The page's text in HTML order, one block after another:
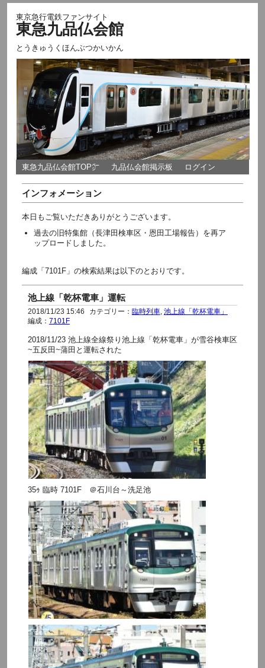
東京急行電鉄ファンサイト
東急九品仏会館
とうきゅうくほんぶつかいかん
東急九品仏会館TOP㌻ 九品仏会館掲示板 ログイン
インフォメーション
本日もご覧いただきありがとうございます。
過去の旧特集館（長津田検車区・恩田工場報告）を再ア
ップロードしました。
編成「7101F」の検索結果は以下のとおりです。
池上線「乾杯電車」運転
2018/11/23 15:46 カテゴリー： 臨時列車, 池上線「乾杯電車」
編成： 7101F
2018/11/23 池上線全線祭り池上線「乾杯電車」が雪谷検車区
~五反田~蒲田と運転された
35ｩ 臨時 7101F ＠石川台～洗足池